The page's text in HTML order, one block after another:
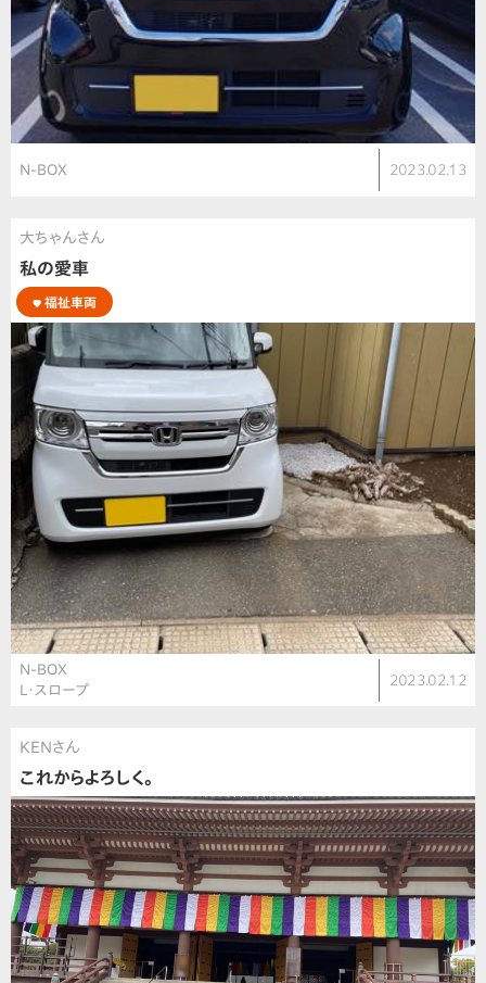
N-BOX 2023.02.13
大ちゃんさん
私の愛車
福祉車両
N-BOX
L・スロープ
2023.02.12
KENさん
これからよろしく。